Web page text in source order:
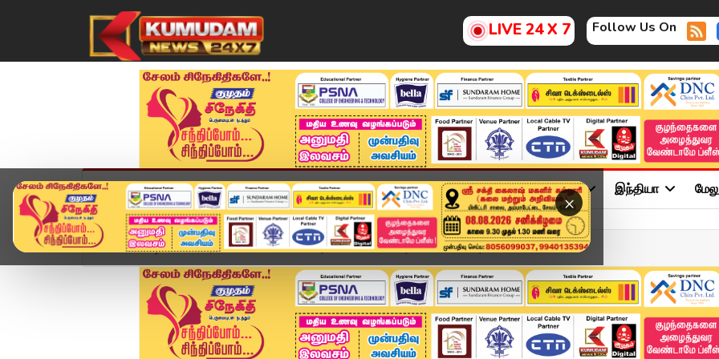
LIVE 24 X 7 Follow Us On
×
முகப்பு விளையாட்டு அண்மை தமிழ்நாடு சினிமா அரசியல் விளையாட்டு இந்தியா
Home வீடியோ ஸ்டோரி Headlines Now | 1 PM Headline | 29 JUN 2025 | T...